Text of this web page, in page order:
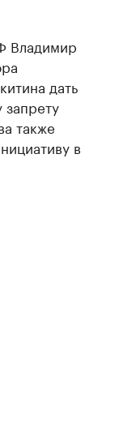
Владимир
дать
также
в